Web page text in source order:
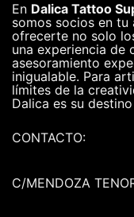
En Dalica Tattoo
somos socios en
ofrecerte no solo
una experiencia de
asesoramiento
inigualable. Para
límites de la
Dalica es su
CONTACTO:
C/MENDOZA